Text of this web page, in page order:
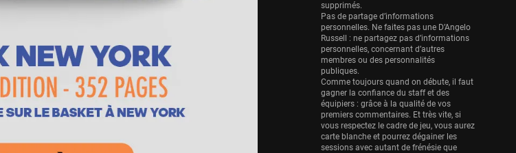
Sacramento Kings
24 sessions
Utah Jazz
22 sessions
Toronto Raptors
18 sessions
REVERSE
11 sessions
supprimés.
Pas de partage d’informations
personnelles. Ne faites pas une D’Angelo
Russell : ne partagez pas d’informations
personnelles, concernant d’autres
membres ou des personnalités
publiques.
Comme toujours quand on débute, il faut
gagner la confiance du staff et des
équipiers : grâce à la qualité de vos
premiers commentaires. Et très vite, si
vous respectez le cadre de jeu, vous aurez
carte blanche et pourrez dégainer les
sessions avec autant de frénésie que